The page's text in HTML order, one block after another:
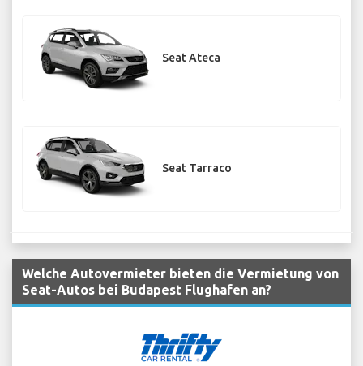
Seat Ateca
Seat Tarraco
Welche Autovermieter bieten die Vermietung von
Seat-Autos bei Budapest Flughafen an?